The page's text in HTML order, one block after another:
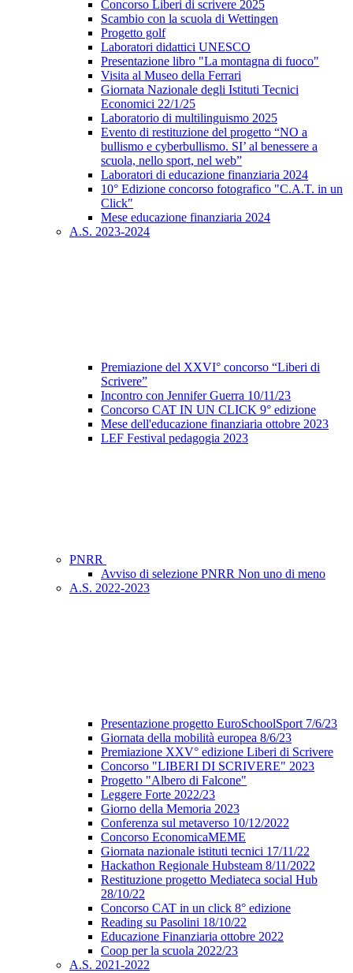
Concorso Liberi di scrivere 2025
Scambio con la scuola di Wettingen
Progetto golf
Laboratori didattici UNESCO
Presentazione libro "La montagna di fuoco"
Visita al Museo della Ferrari
Giornata Nazionale degli Istituti Tecnici
Economici 22/1/25
Laboratorio di multilinguismo 2025
Evento di restituzione del progetto “NO a
bullismo e cyberbullismo. SI’ al benessere a
scuola, nello sport, nel web”
Laboratori di educazione finanziaria 2024
10° Edizione concorso fotografico "C.A.T. in un
Click"
Mese educazione finanziaria 2024
A.S. 2023-2024
Premiazione del XXVI° concorso “Liberi di
Scrivere”
Incontro con Jennifer Guerra 10/11/23
Concorso CAT IN UN CLICK 9° edizione
Mese dell'educazione finanziaria ottobre 2023
LEF Festival pedagogia 2023
PNRR
Avviso di selezione PNRR Non uno di meno
A.S. 2022-2023
Presentazione progetto EuroSchoolSport 7/6/23
Giornata della mobilità europea 8/6/23
Premiazione XXV° edizione Liberi di Scrivere
Concorso "LIBERI DI SCRIVERE" 2023
Progetto "Albero di Falcone"
Leggere Forte 2022/23
Giorno della Memoria 2023
Conferenza sul metaverso 10/12/2022
Concorso EconomicaMEME
Giornata nazionale istituti tecnici 17/11/22
Hackathon Regionale Hubsteam 8/11/2022
Restituzione progetto Mediateca social Hub
28/10/22
Concorso CAT in un click 8° edizione
Reading su Pasolini 18/10/22
Educazione Finanziaria ottobre 2022
Coop per la scuola 2022/23
A.S. 2021-2022